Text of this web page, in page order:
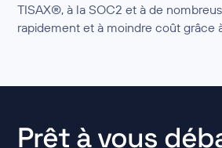
TISAX®, à la SOC2 et à de
rapidement et à moindre coût grâce
Prêt à vous